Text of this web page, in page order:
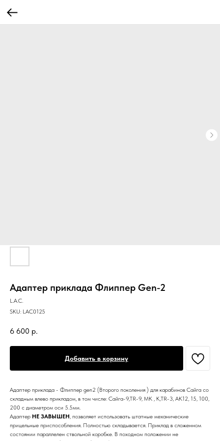
Адаптер приклада Флиппер Gen-2
L.A.C.
SKU: LAC0125
6 600 р.
Добавить в корзину
Адаптер приклада - Флиппер gen2 (Второго поколения ) для карабинов Сайга со
складным влево прикладом, в том числе: Сайга-9,TR-9, МК , К,TR-3, АК12, 15, 100,
200 с диаметром оси 5.5мм.
Адаптер НЕ ЗАВЫШЕН, позволяет использовать штатные механические
прицельные приспособления. Полностью складывается. Приклад в сложенном
состоянии параллелен ствольной коробке. В походном положении не